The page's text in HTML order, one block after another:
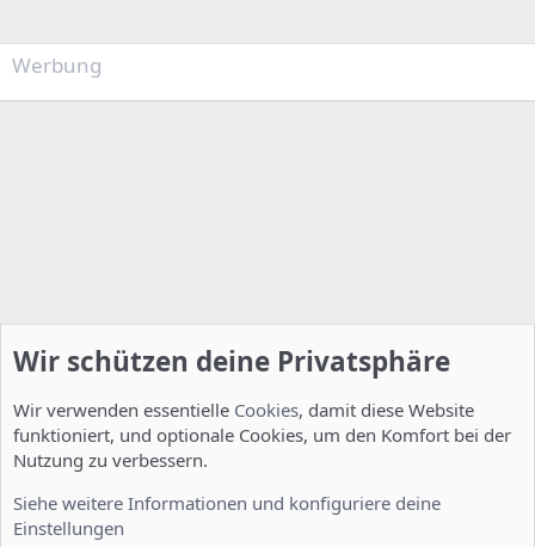
Werbung
Wir schützen deine Privatsphäre
Wir verwenden essentielle Cookies, damit diese Website
funktioniert, und optionale Cookies, um den Komfort bei der
Nutzung zu verbessern.
Siehe weitere Informationen und konfiguriere deine
Einstellungen